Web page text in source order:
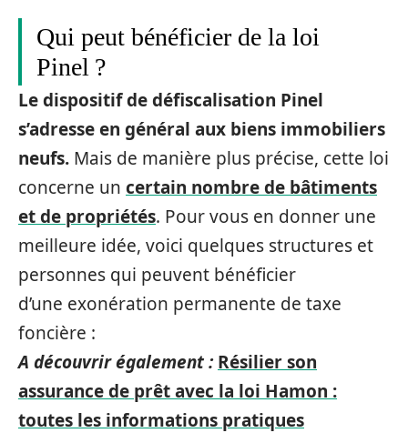
Qui peut bénéficier de la loi
Pinel ?
Le dispositif de défiscalisation Pinel
s’adresse en général aux biens immobiliers
neufs. Mais de manière plus précise, cette loi
concerne un certain nombre de bâtiments
et de propriétés. Pour vous en donner une
meilleure idée, voici quelques structures et
personnes qui peuvent bénéficier
d’une exonération permanente de taxe
foncière :
A découvrir également : Résilier son
assurance de prêt avec la loi Hamon :
toutes les informations pratiques